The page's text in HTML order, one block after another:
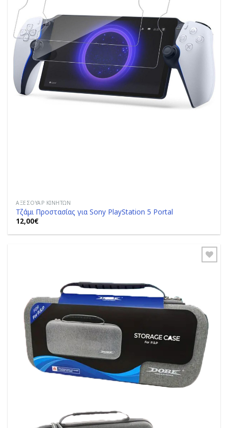
ΑΞΕΣΟΥΆΡ ΚΙΝΗΤΏΝ
Τζάμι Προστασίας για Sony PlayStation 5 Portal
12,00€